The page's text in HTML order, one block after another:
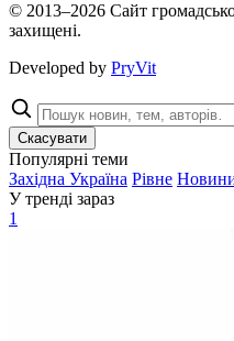
© 2013–2026 Сайт
захищені.
Developed by PryVit
Скасувати
Популярні теми
Західна Україна Рівне
У тренді зараз
1